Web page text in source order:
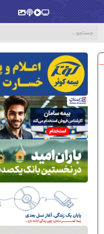
پخش‌زندهویدیو
پادکستگالری